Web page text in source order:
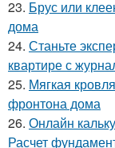
23. Брус или
дома
24. Станьте
квартире с
25. Мягкая
фронтона дома
26. Онлайн
Расчет